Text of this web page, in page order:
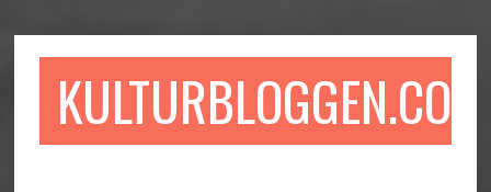
till
till
sidofältet
till
KULTURBLOGGEN.COM